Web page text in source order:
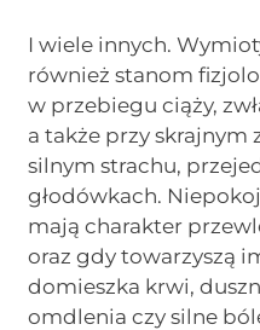
I wiele innych.
również stanom
w przebiegu ciąży,
a także przy skrajnym
silnym strachu,
głodówkach.
mają charakter
oraz gdy towarzyszą
domieszka krwi,
omdlenia czy silne